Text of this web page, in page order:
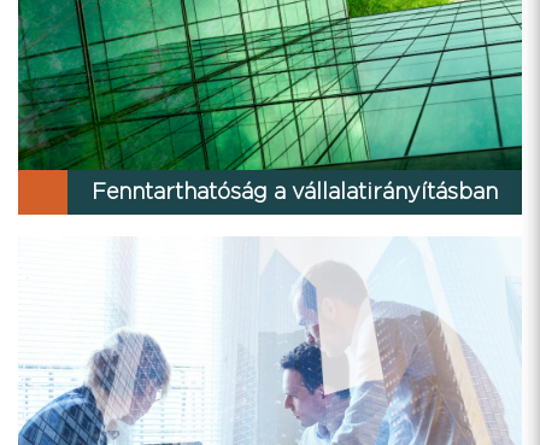
Fenntarthatóság a vállalatirányításban